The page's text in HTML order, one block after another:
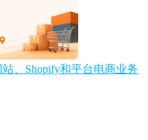
、Shopify和平台电商业务